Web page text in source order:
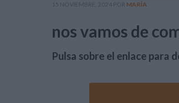
15 NOVIEMBRE, 2024 POR MARÍA
nos vamos de
Pulsa sobre el enlace para